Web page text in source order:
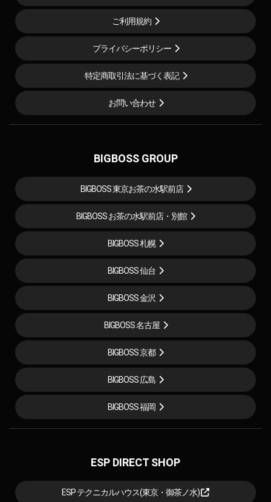
ご利用規約
プライバシーポリシー
特定商取引法に基づく表記
お問い合わせ
BIGBOSS GROUP
BIGBOSS 東京お茶の水駅前店
BIGBOSS お茶の水駅前店・別館
BIGBOSS 札幌
BIGBOSS 仙台
BIGBOSS 金沢
BIGBOSS 名古屋
BIGBOSS 京都
BIGBOSS 広島
BIGBOSS 福岡
ESP DIRECT SHOP
ESP テクニカルハウス(東京・御茶ノ水)